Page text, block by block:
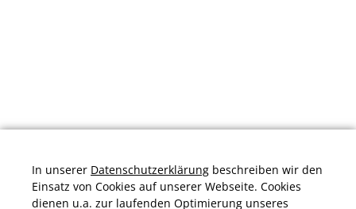
In unserer Datenschutzerklärung beschreiben wir den
Einsatz von Cookies auf unserer Webseite. Cookies
dienen u.a. zur laufenden Optimierung unseres